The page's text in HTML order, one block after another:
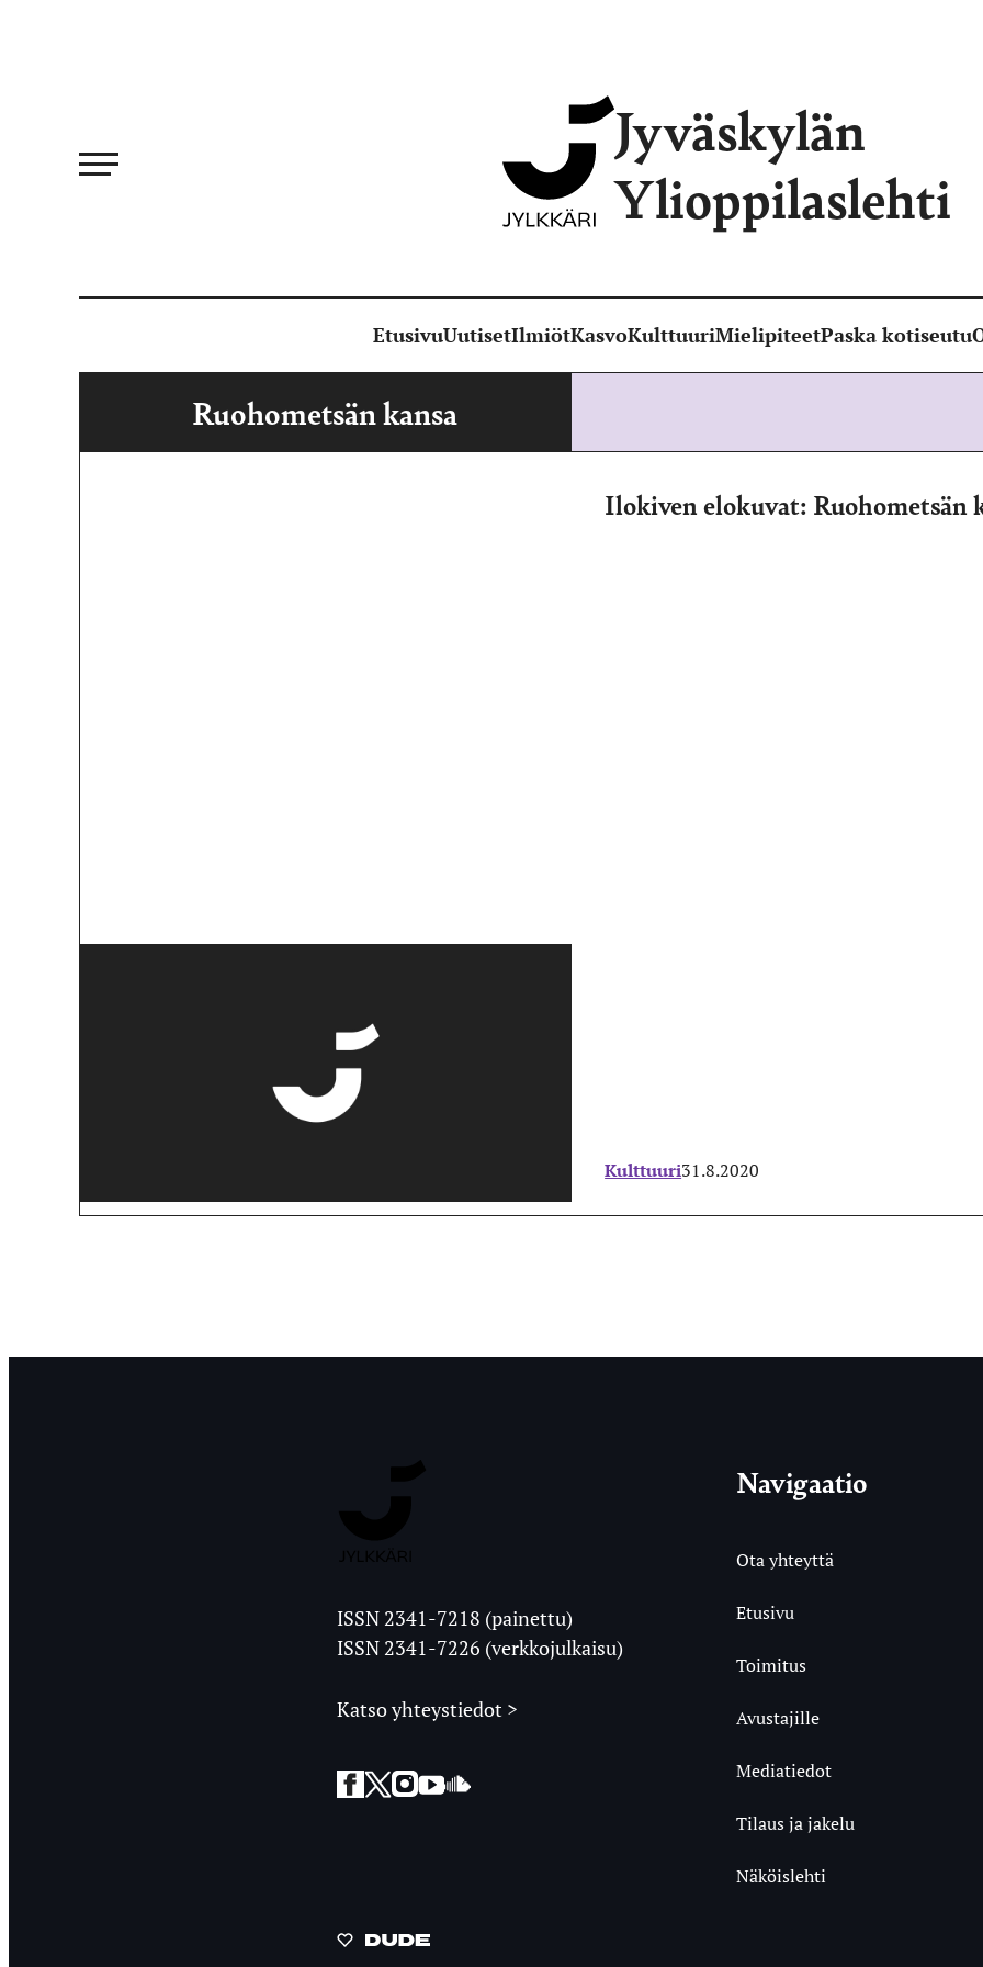
Jyväskylän
Ylioppilaslehti
EtusivuUutisetIlmiötKasvoKulttuuriMielipiteetPaska kotiseutu
Ruohometsän kansa
Ilokiven elokuvat: Ruohometsän
Kulttuuri31.8.2020
Ylioppilaslehti
ISSN 2341-7218 (painettu)
ISSN 2341-7226 (verkkojulkaisu)
Katso yhteystiedot >
Facebook
Twitter
Instagram
YouTubeSoundCloud
Navigaatio
Ota yhteyttä
Etusivu
Toimitus
Avustajille
Mediatiedot
Tilaus ja jakelu
Näköislehti